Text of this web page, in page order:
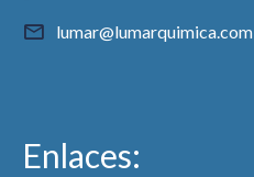
lumar@lumarquimica.com
Enlaces: